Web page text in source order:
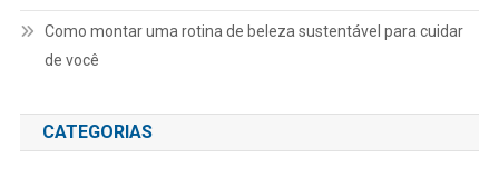
Como montar uma rotina de beleza sustentável para cuidar
de você
CATEGORIAS